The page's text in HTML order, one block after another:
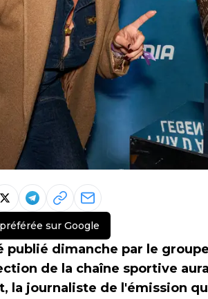
sur Google
publié dimanche par le
de la chaîne sportive
la journaliste de l'émission